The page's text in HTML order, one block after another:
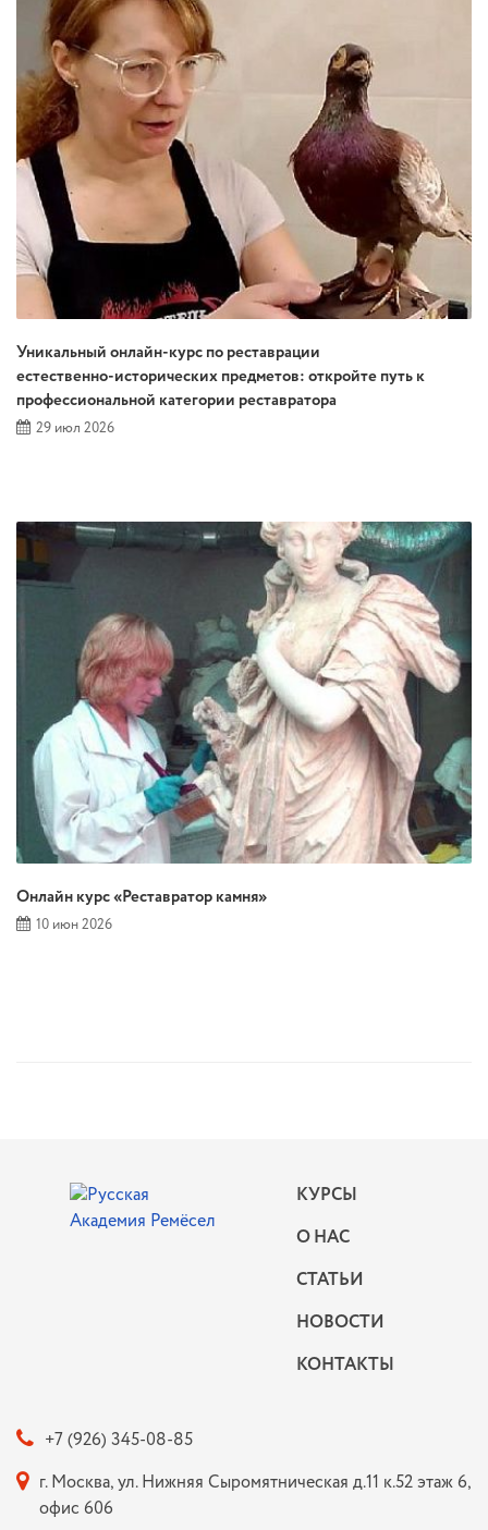
Уникальный онлайн‑курс по реставрации
естественно‑исторических предметов: откройте путь к
профессиональной категории реставратора
29 июл 2026
Онлайн курс «Реставратор камня»
10 июн 2026
КУРСЫ
О НАС
СТАТЬИ
НОВОСТИ
КОНТАКТЫ
+7 (926) 345-08-85
г. Москва, ул. Нижняя Сыромятническая д.11 к.52 этаж 6,
офис 606